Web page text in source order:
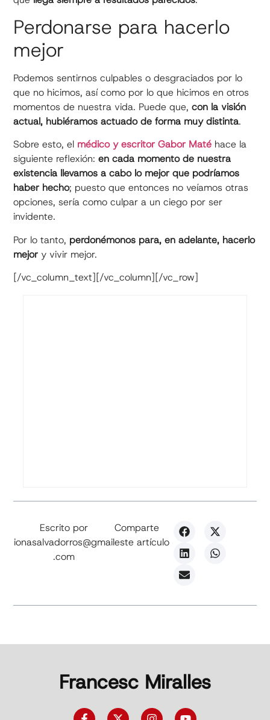
Perdonarse para hacerlo
mejor
Podemos sentirnos culpables o desgraciados por lo
que no hicimos, así como por lo que hicimos en otros
momentos de nuestra vida. Puede que,con la visión
actual, hubiéramos actuado de forma muy distinta.
Sobre esto, el médico y escritor Gabor Maté hace la
siguiente reflexión:en cada momento de nuestra
existencia llevamos a cabo lo mejor que podríamos
haber hecho; puesto que entonces no veíamos otras
opciones, sería como culpar a un ciego por ser
invidente.
Por lo tanto, perdonémonos para, en adelante, hacerlo
mejor y vivir mejor.
[/vc_column_text][/vc_column][/vc_row]
Escrito por
ionasalvadorros@gmail
.com
Comparte
este artículo
Francesc Miralles